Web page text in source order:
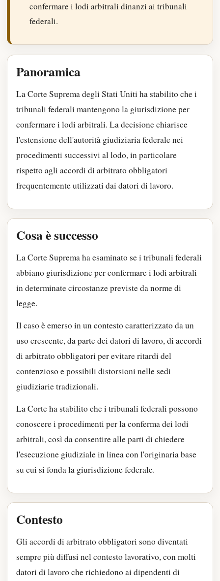
confermare i lodi arbitrali dinanzi ai tribunali
federali.
Panoramica
La Corte Suprema degli Stati Uniti ha stabilito che i
tribunali federali mantengono la giurisdizione per
confermare i lodi arbitrali. La decisione chiarisce
l'estensione dell'autorità giudiziaria federale nei
procedimenti successivi al lodo, in particolare
rispetto agli accordi di arbitrato obbligatori
frequentemente utilizzati dai datori di lavoro.
Cosa è successo
La Corte Suprema ha esaminato se i tribunali federali
abbiano giurisdizione per confermare i lodi arbitrali
in determinate circostanze previste da norme di
legge.
Il caso è emerso in un contesto caratterizzato da un
uso crescente, da parte dei datori di lavoro, di accordi
di arbitrato obbligatori per evitare ritardi del
contenzioso e possibili distorsioni nelle sedi
giudiziarie tradizionali.
La Corte ha stabilito che i tribunali federali possono
conoscere i procedimenti per la conferma dei lodi
arbitrali, così da consentire alle parti di chiedere
l'esecuzione giudiziale in linea con l'originaria base
su cui si fonda la giurisdizione federale.
Contesto
Gli accordi di arbitrato obbligatori sono diventati
sempre più diffusi nel contesto lavorativo, con molti
datori di lavoro che richiedono ai dipendenti di